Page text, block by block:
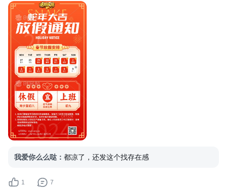
我爱你么么哒 ： 都凉了，还发这个找存在感
1 7